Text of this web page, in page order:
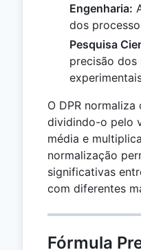
Engenharia:
dos
Pesquisa
precisão dos
O DPR
dividindo-o pelo
média e
normalização
significativas
com diferentes
Fórmula